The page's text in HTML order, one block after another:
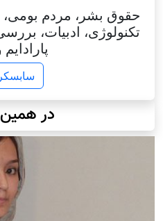
حقوق بشر، مردم
تکنولوژی، ادبیات،
در